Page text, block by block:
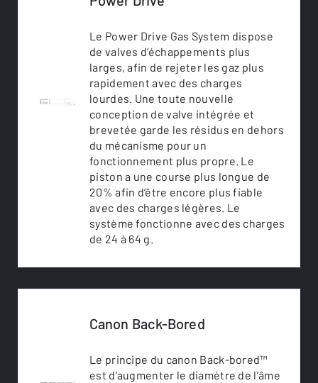
Le Power Drive Gas System dispose
de valves d’échappements plus
larges, afin de rejeter les gaz plus
rapidement avec des charges
lourdes. Une toute nouvelle
conception de valve intégrée et
brevetée garde les résidus en dehors
du mécanisme pour un
fonctionnement plus propre. Le
piston a une course plus longue de
20% afin d’être encore plus fiable
avec des charges légères. Le
système fonctionne avec des charges
de 24 à 64 g.
Canon Back-Bored
Le principe du canon Back-bored™
est d’augmenter le diamètre de l’âme